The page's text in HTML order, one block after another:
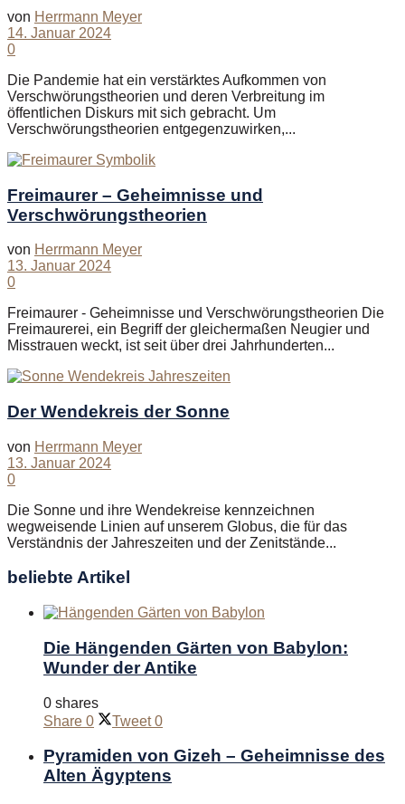
von Herrmann Meyer
14. Januar 2024
0
Die Pandemie hat ein verstärktes Aufkommen von
Verschwörungstheorien und deren Verbreitung im
öffentlichen Diskurs mit sich gebracht. Um
Verschwörungstheorien entgegenzuwirken,...
Freimaurer – Geheimnisse und
Verschwörungstheorien
von Herrmann Meyer
13. Januar 2024
0
Freimaurer - Geheimnisse und Verschwörungstheorien Die
Freimaurerei, ein Begriff der gleichermaßen Neugier und
Misstrauen weckt, ist seit über drei Jahrhunderten...
Der Wendekreis der Sonne
von Herrmann Meyer
13. Januar 2024
0
Die Sonne und ihre Wendekreise kennzeichnen
wegweisende Linien auf unserem Globus, die für das
Verständnis der Jahreszeiten und der Zenitstände...
beliebte Artikel
Die Hängenden Gärten von Babylon:
Wunder der Antike
0 shares
Share 0 Tweet 0
Pyramiden von Gizeh – Geheimnisse des
Alten Ägyptens